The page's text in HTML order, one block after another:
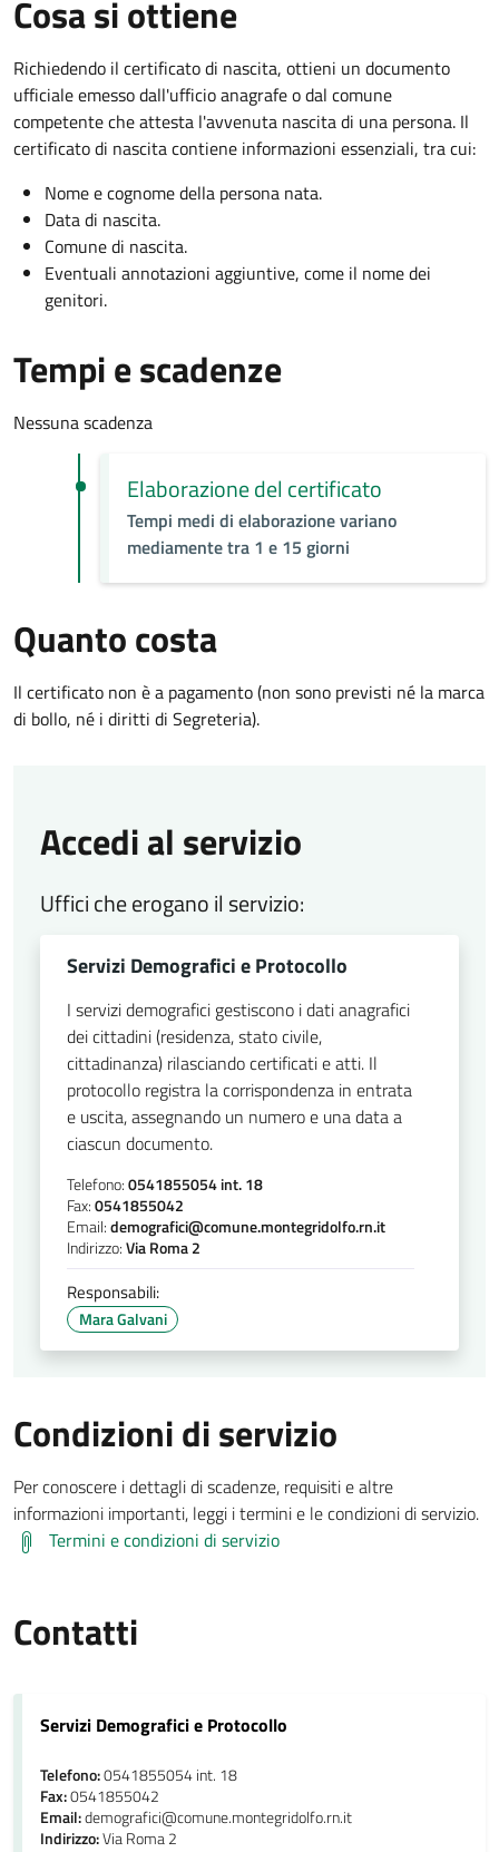
Cosa si ottiene
Richiedendo il certificato di nascita, ottieni un documento
ufficiale emesso dall'ufficio anagrafe o dal comune
competente che attesta l'avvenuta nascita di una persona. Il
certificato di nascita contiene informazioni essenziali, tra cui:
Nome e cognome della persona nata.
Data di nascita.
Comune di nascita.
Eventuali annotazioni aggiuntive, come il nome dei
genitori.
Tempi e scadenze
Nessuna scadenza
Elaborazione del certificato
Tempi medi di elaborazione variano
mediamente tra 1 e 15 giorni
Quanto costa
Il certificato non è a pagamento (non sono previsti né la marca
di bollo, né i diritti di Segreteria).
Accedi al servizio
Uffici che erogano il servizio:
Servizi Demografici e Protocollo
I servizi demografici gestiscono i dati anagrafici
dei cittadini (residenza, stato civile,
cittadinanza) rilasciando certificati e atti. Il
protocollo registra la corrispondenza in entrata
e uscita, assegnando un numero e una data a
ciascun documento.
Telefono:0541855054 int. 18
Fax:0541855042
Email:demografici@comune.montegridolfo.rn.it
Indirizzo:Via Roma 2
Responsabili:
Mara Galvani
Condizioni di servizio
Per conoscere i dettagli di scadenze, requisiti e altre
informazioni importanti, leggi i termini e le condizioni di servizio.
Termini e condizioni di servizio
Contatti
Servizi Demografici e Protocollo
Telefono:0541855054 int. 18
Fax:0541855042
Email:demografici@comune.montegridolfo.rn.it
Indirizzo:Via Roma 2